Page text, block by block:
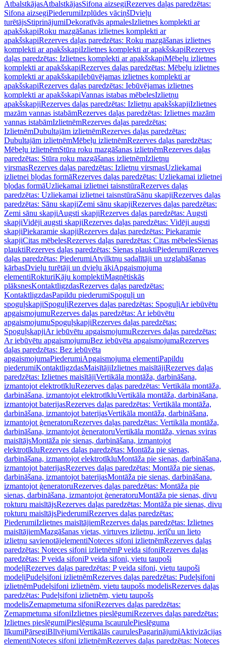
AtbalstkājasAtbalstkājasSifona aizsegiRezerves daļas paredzētas:
Sifona aizsegiPiederumiIzplūdes vāciņšDvieļu
turētājsStiprinājumiDekoratīvās apmalesIzlietnes komplekti ar
apakšskapiRoku mazgāšanas izlietnes komplekti ar
apakšskapiRezerves daļas paredzētas: Roku mazgāšanas izlietnes
komplekti ar apakšskapiIzlietnes komplekti ar apakšskapiRezerves
daļas paredzētas: Izlietnes komplekti ar apakšskapiMēbeļu izlietnes
komplekti ar apakšskapiRezerves daļas paredzētas: Mēbeļu izlietnes
komplekti ar apakšskapiIebūvējamas izlietnes komplekti ar
apakšskapiRezerves daļas paredzētas: Iebūvējamas izlietnes
komplekti ar apakšskapiVannas istabas mēbelesIzlietņu
apakšskapjiRezerves daļas paredzētas: Izlietņu apakšskapjiIzlietnes
mazām vannas istabāmRezerves daļas paredzētas: Izlietnes mazām
vannas istabāmIzlietnēmRezerves daļas paredzētas:
IzlietnēmDubultajām izlietnēmRezerves daļas paredzētas:
Dubultajām izlietnēmMēbeļu izlietnēmRezerves daļas paredzētas:
Mēbeļu izlietnēmStūra roku mazgāšanas izlietnēmRezerves daļas
paredzētas: Stūra roku mazgāšanas izlietnēmIzlietņu
virsmasRezerves daļas paredzētas: Izlietņu virsmasUzliekamai
izlietnei bļodas formāRezerves daļas paredzētas: Uzliekamai izlietnei
bļodas formāUzliekamai izlietnei taisnstūraRezerves daļas
paredzētas: Uzliekamai izlietnei taisnstūraSānu skapjiRezerves daļas
paredzētas: Sānu skapjiZemi sānu skapjiRezerves daļas paredzētas:
Zemi sānu skapjiAugsti skapjiRezerves daļas paredzētas: Augsti
skapjiVidēji augsti skapjiRezerves daļas paredzētas: Vidēji augsti
skapjiPiekaramie skapjiRezerves daļas paredzētas: Piekaramie
skapjiCitas mēbelesRezerves daļas paredzētas: Citas mēbelesSienas
plauktiRezerves daļas paredzētas: Sienas plauktiPiederumiRezerves
daļas paredzētas: PiederumiAtvilktņu sadalītāji un uzglabāšanas
kārbasDvieļu turētāji un dvieļu āķiApgaismojuma
elementiRokturiKāju komplektiMagnētiskās
plāksnesKontaktligzdasRezerves daļas paredzētas:
KontaktligzdasPapildu piederumiSpoguļi un
spoguļskapjiSpoguļiRezerves daļas paredzētas: SpoguļiAr iebūvētu
apgaismojumuRezerves daļas paredzētas: Ar iebūvētu
apgaismojumuSpoguļskapjiRezerves daļas paredzētas:
SpoguļskapjiAr iebūvētu apgaismojumuRezerves daļas paredzētas:
Ar iebūvētu apgaismojumuBez iebūvēta apgaismojumaRezerves
daļas paredzētas: Bez iebūvēta
apgaismojumaPiederumiApgaismojuma elementiPapildu
piederumiKontaktligzdasMaisītājiIzlietnes maisītājiRezerves daļas
paredzētas: Izlietnes maisītājiVertikāla montāža, darbināšana,
izmantojot elektrotīkluRezerves daļas paredzētas: Vertikāla montāža,
darbināšana, izmantojot elektrotīkluVertikāla montāža, darbināšana,
izmantojot baterijasRezerves daļas paredzētas: Vertikāla montāža,
darbināšana, izmantojot baterijasVertikāla montāža, darbināšana,
izmantojot ģeneratoruRezerves daļas paredzētas: Vertikāla montāža,
darbināšana, izmantojot ģeneratoruVertikāla montāža, vienas sviras
maisītājsMontāža pie sienas, darbināšana, izmantojot
elektrotīkluRezerves daļas paredzētas: Montāža pie sienas,
darbināšana, izmantojot elektrotīkluMontāža pie sienas, darbināšana,
izmantojot baterijasRezerves daļas paredzētas: Montāža pie sienas,
darbināšana, izmantojot baterijasMontāža pie sienas, darbināšana,
izmantojot ģeneratoruRezerves daļas paredzētas: Montāža pie
sienas, darbināšana, izmantojot ģeneratoruMontāža pie sienas, divu
rokturu maisītājsRezerves daļas paredzētas: Montāža pie sienas, divu
rokturu maisītājsPiederumiRezerves daļas paredzētas:
PiederumiIzlietnes maisītājiemRezerves daļas paredzētas: Izlietnes
maisītājiemMazgāšanas vietas, virtuves izlietņu, ierīču un lieto
izlietņu savienotājelementiNoteces sifoni izlietnēmRezerves daļas
paredzētas: Noteces sifoni izlietnēmP veida sifoniRezerves daļas
paredzētas: P veida sifoniP veida sifoni, vietu taupoši
modeļiRezerves daļas paredzētas: P veida sifoni, vietu taupoši
modeļiPudeļsifoni izlietnēmRezerves daļas paredzētas: Pudeļsifoni
izlietnēmPudeļsifoni izlietnēm, vietu taupošs modelisRezerves daļas
paredzētas: Pudeļsifoni izlietnēm, vietu taupošs
modelisZemapmetuma sifoniRezerves daļas paredzētas:
Zemapmetuma sifoniIzlietnes pieslēgumiRezerves daļas paredzētas:
Izlietnes pieslēgumiPieslēguma īscaurulePieslēguma
līkumiPārsegiBlīvējumiVertikālās caurulesPagarinājumiAktivizācijas
elementiNoteces sifoni izlietnēmRezerves daļas paredzētas: Noteces